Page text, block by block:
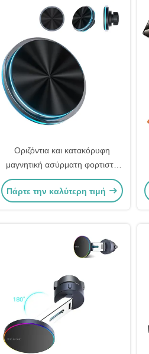
αυτοκινήτου
Οριζόντια και κατακόρυφη
μαγνητική ασύρματη φορτιστή
τηλεφώνου προσαρμόσιμη για
αυτοκίνητο
Πάρτε την καλύτερη τιμή